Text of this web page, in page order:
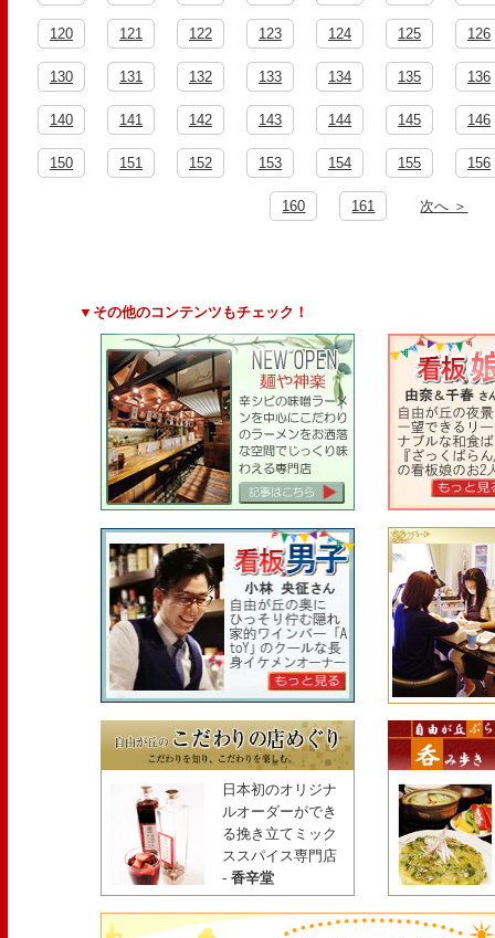
120 121 122 123 124 125 126
130 131 132 133 134 135 136
140 141 142 143 144 145 146
150 151 152 153 154 155 156
160 161 次へ ＞
▼その他のコンテンツもチェック！
日本初のオリジナ
ルオーダーができ
る挽き立てミック
ススパイス専門店
- 香辛堂